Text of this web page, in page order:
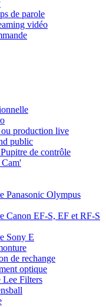
de parole
vidéo
ou production live
public
de contrôle
Panasonic Olympus
Canon EF-S, EF et RF-S
Sony E
de rechange
optique
Lee Filters